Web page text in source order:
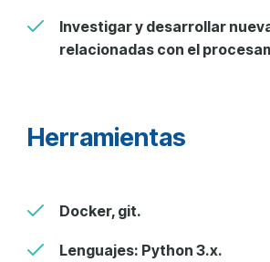
Investigar y desarrollar
relacionadas con el
Herramientas
Docker, git.
Lenguajes: Python 3.x.